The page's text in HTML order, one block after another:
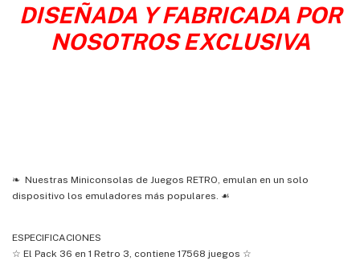
DISEÑADA Y FABRICADA POR
NOSOTROS EXCLUSIVA
❧ Nuestras Miniconsolas de Juegos RETRO, emulan en un solo
dispositivo los emuladores más populares. ☙
ESPECIFICACIONES
☆ El Pack 36 en 1 Retro 3, contiene 17568 juegos ☆